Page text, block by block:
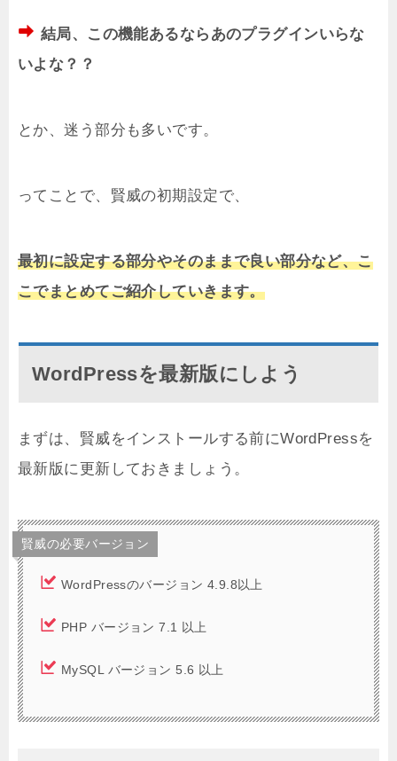
結局、この機能あるならあのプラグインいらな
いよな？？
とか、迷う部分も多いです。
ってことで、賢威の初期設定で、
最初に設定する部分やそのままで良い部分など、こ
こでまとめてご紹介していきます。
WordPressを最新版にしよう
まずは、賢威をインストールする前にWordPressを
最新版に更新しておきましょう。
賢威の必要バージョン
WordPressのバージョン 4.9.8以上
PHP バージョン 7.1 以上
MySQL バージョン 5.6 以上